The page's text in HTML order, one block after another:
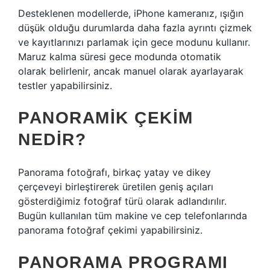
Desteklenen modellerde, iPhone kameranız, ışığın
düşük olduğu durumlarda daha fazla ayrıntı çizmek
ve kayıtlarınızı parlamak için gece modunu kullanır.
Maruz kalma süresi gece modunda otomatik
olarak belirlenir, ancak manuel olarak ayarlayarak
testler yapabilirsiniz.
PANORAMIK ÇEKIM
NEDIR?
Panorama fotoğrafı, birkaç yatay ve dikey
çerçeveyi birleştirerek üretilen geniş açıları
gösterdiğimiz fotoğraf türü olarak adlandırılır.
Bugün kullanılan tüm makine ve cep telefonlarında
panorama fotoğraf çekimi yapabilirsiniz.
PANORAMA PROGRAMI